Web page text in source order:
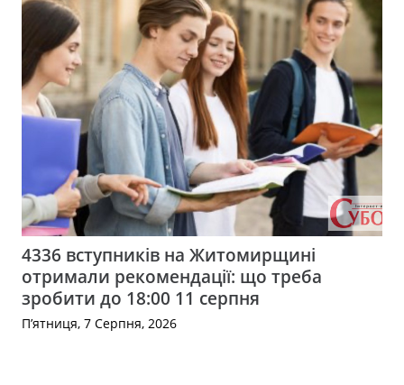
4336 вступників на Житомирщині
отримали рекомендації: що треба
зробити до 18:00 11 серпня
П’ятниця, 7 Серпня, 2026